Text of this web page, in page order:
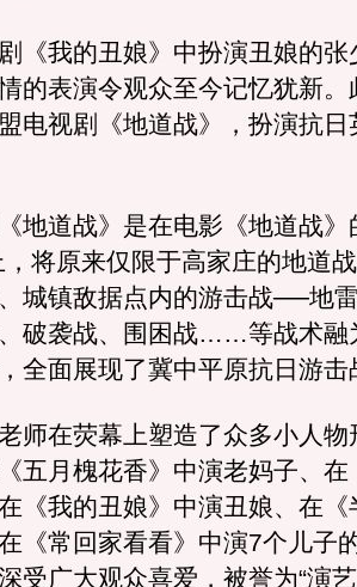
我的丑娘》中扮演丑娘的张
的表演令观众至今记忆犹新。
电视剧《地道战》，扮演抗日
道战》是在电影《地道战》
，将原来仅限于高家庄的地道
城镇敌据点内的游击战──地
破袭战、围困战……等战术融
全面展现了冀中平原抗日游击
在荧幕上塑造了众多小人物
五月槐花香》中演老妈子、在
《我的丑娘》中演丑娘、在《
《常回家看看》中演7个儿子
受广大观众喜爱，被誉为“演